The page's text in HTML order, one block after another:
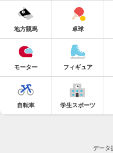
地方競馬 卓球
モーター フィギュア
自転車 学生スポーツ
データ